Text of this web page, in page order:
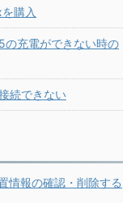
購入
充電ができない時の
続できない
情報の確認・削除する